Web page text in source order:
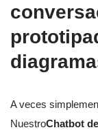
A veces
NuestroChatbot